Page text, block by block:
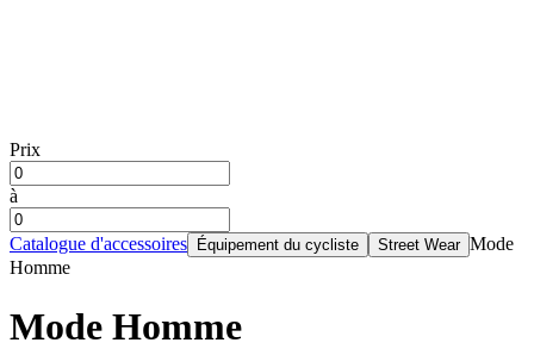
Prix
à
Catalogue d'accessoires Équipement du cycliste Street Wear Mode
Homme
Mode Homme